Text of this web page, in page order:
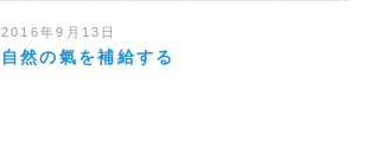
2016年9月13日
自然の氣を補給する